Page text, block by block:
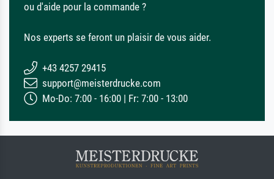
ou d'aide pour la commande ?
Nos experts se feront un plaisir de vous aider.
+43 4257 29415
support@meisterdrucke.com
Mo-Do: 7:00 - 16:00 | Fr: 7:00 - 13:00